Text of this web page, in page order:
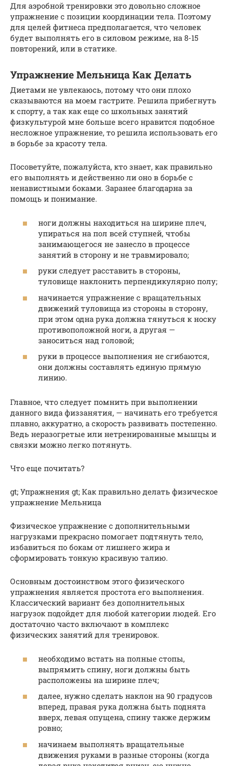
Для аэробной тренировки это довольно сложное
упражнение с позиции координации тела. Поэтому
для целей фитнеса предполагается, что человек
будет выполнять его в силовом режиме, на 8-15
повторений, или в статике.
Упражнение Мельница Как Делать
Диетами не увлекаюсь, потому что они плохо
сказываются на моем гастрите. Решила прибегнуть
к спорту, а так как еще со школьных занятий
физкультурой мне больше всего нравится подобное
несложное упражнение, то решила использовать его
в борьбе за красоту тела.
Посоветуйте, пожалуйста, кто знает, как правильно
его выполнять и действенно ли оно в борьбе с
ненавистными боками. Заранее благодарна за
помощь и понимание.
ноги должны находиться на ширине плеч,
упираться на пол всей ступней, чтобы
занимающегося не занесло в процессе
занятий в сторону и не травмировало;
руки следует расставить в стороны,
туловище наклонить перпендикулярно полу;
начинается упражнение с вращательных
движений туловища из стороны в сторону,
при этом одна рука должна тянуться к носку
противоположной ноги, а другая —
заноситься над головой;
руки в процессе выполнения не сгибаются,
они должны составлять единую прямую
линию.
Главное, что следует помнить при выполнении
данного вида физзанятия, — начинать его требуется
плавно, аккуратно, а скорость развивать постепенно.
Ведь неразогретые или нетренированные мышцы и
связки можно легко потянуть.
Что еще почитать?
gt; Упражнения gt; Как правильно делать физическое
упражнение Мельница
Физическое упражнение с дополнительными
нагрузками прекрасно помогает подтянуть тело,
избавиться по бокам от лишнего жира и
сформировать тонкую красивую талию.
Основным достоинством этого физического
упражнения является простота его выполнения.
Классический вариант без дополнительных
нагрузок подойдет для любой категории людей. Его
достаточно часто включают в комплекс
физических занятий для тренировок.
необходимо встать на полные стопы,
выпрямить спину, ноги должны быть
расположены на ширине плеч;
далее, нужно сделать наклон на 90 градусов
вперед, правая рука должна быть поднята
вверх, левая опущена, спину также держим
ровно;
начинаем выполнять вращательные
движения руками в разные стороны (когда